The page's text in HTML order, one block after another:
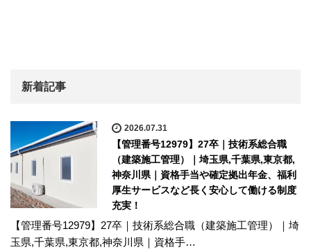
新着記事
2026.07.31
【管理番号12979】27卒｜技術系総合職
（建築施工管理）｜埼玉県,千葉県,東京都,
神奈川県｜資格手当や確定拠出年金、福利
厚生サービスなど長く安心して働ける制度
充実！
【管理番号12979】27卒｜技術系総合職（建築施工管理）｜埼
玉県,千葉県,東京都,神奈川県｜資格手…